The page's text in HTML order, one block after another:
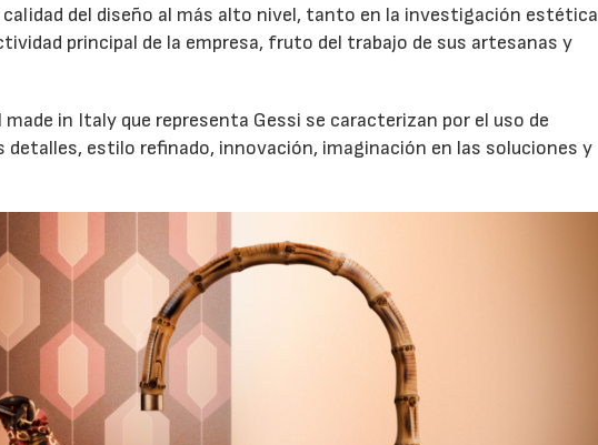
del diseño al más alto nivel, tanto en la investigación estética
principal de la empresa, fruto del trabajo de sus artesanas y
in Italy que representa Gessi se caracterizan por el uso de
estilo refinado, innovación, imaginación en las soluciones y